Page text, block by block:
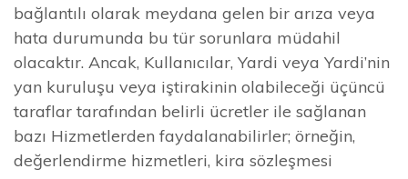
bağlantılı olarak meydana gelen bir arıza veya
hata durumunda bu tür sorunlara müdahil
olacaktır. Ancak, Kullanıcılar, Yardi veya Yardi’nin
yan kuruluşu veya iştirakinin olabileceği üçüncü
taraflar tarafından belirli ücretler ile sağlanan
bazı Hizmetlerden faydalanabilirler; örneğin,
değerlendirme hizmetleri, kira sözleşmesi